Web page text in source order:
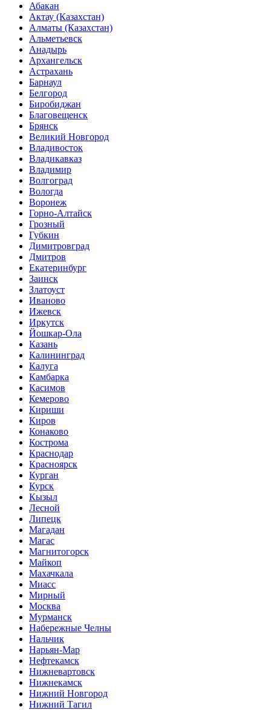
Абакан
Актау (Казахстан)
Алматы (Казахстан)
Альметьевск
Анадырь
Архангельск
Астрахань
Барнаул
Белгород
Биробиджан
Благовещенск
Брянск
Великий Новгород
Владивосток
Владикавказ
Владимир
Волгоград
Вологда
Воронеж
Горно-Алтайск
Грозный
Губкин
Димитровград
Дмитров
Екатеринбург
Заинск
Златоуст
Иваново
Ижевск
Иркутск
Йошкар-Ола
Казань
Калининград
Калуга
Камбарка
Касимов
Кемерово
Кириши
Киров
Конаково
Кострома
Краснодар
Красноярск
Курган
Курск
Кызыл
Лесной
Липецк
Магадан
Магас
Магнитогорск
Майкоп
Махачкала
Миасс
Мирный
Москва
Мурманск
Набережные Челны
Нальчик
Нарьян-Мар
Нефтекамск
Нижневартовск
Нижнекамск
Нижний Новгород
Нижний Тагил